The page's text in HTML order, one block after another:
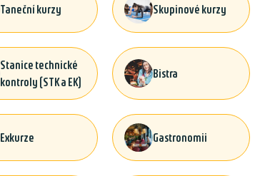
Taneční kurzy Skupinové kurzy
Stanice technické
kontroly (STK a EK)
Bistra
Exkurze Gastronomii